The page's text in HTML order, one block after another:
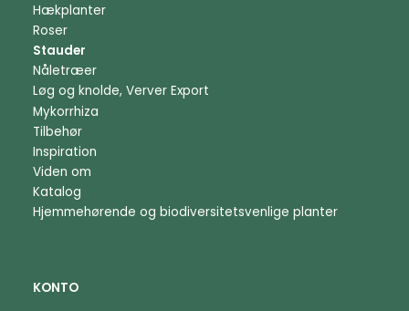
Hækplanter
Roser
Stauder
Nåletræer
Løg og knolde, Verver Export
Mykorrhiza
Tilbehør
Inspiration
Viden om
Katalog
Hjemmehørende og biodiversitetsvenlige planter
KONTO